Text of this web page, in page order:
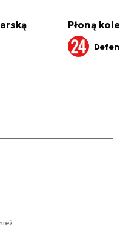
Płoną